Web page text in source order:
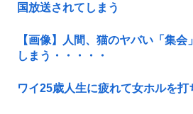
国放送されてしまう
【画像】人間、猫のヤバい「集
しまう・・・・・
ワイ25歳人生に疲れて女ホルを打